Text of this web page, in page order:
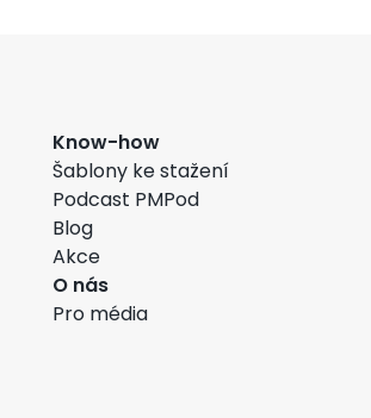
Know-how
Šablony ke stažení
Podcast PMPod
Blog
Akce
O nás
Pro média